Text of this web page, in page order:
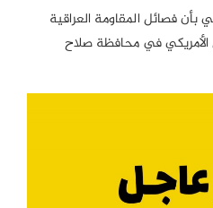
بأن فصائل المقاومة العراقية
الأمريكي في محافظة صلاح